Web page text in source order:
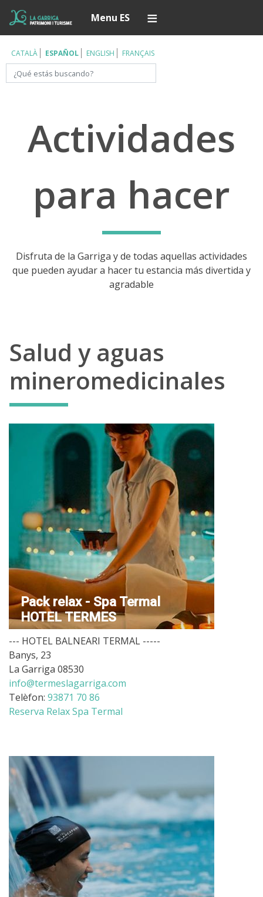
contenido
principal
Menu ES
CATALÀ ESPAÑOL ENGLISH FRANÇAIS
Buscar
Actividades
para hacer
Disfruta de la Garriga y de todas aquellas actividades
que pueden ayudar a hacer tu estancia más divertida y
agradable
Salud y aguas
mineromedicinales
Pack relax - Spa Termal
HOTEL TERMES
--- HOTEL BALNEARI TERMAL -----
Banys, 23
La Garriga 08530
info@termeslagarriga.com
Telèfon: 93871 70 86
Reserva Relax Spa Termal